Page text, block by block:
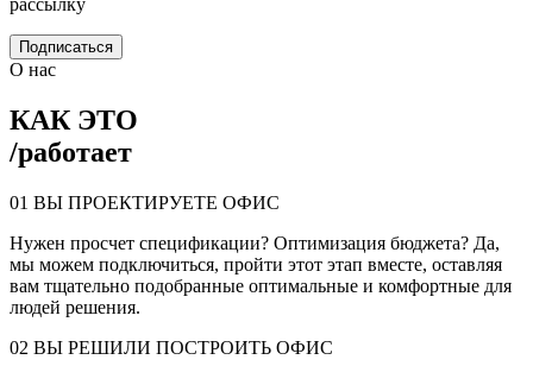
Подписаться
О нас
КАК ЭТО
/работает
01 ВЫ ПРОЕКТИРУЕТЕ ОФИС
Нужен просчет спецификации? Оптимизация бюджета? Да,
мы можем подключиться, пройти этот этап вместе, оставляя
вам тщательно подобранные оптимальные и комфортные для
людей решения.
02 ВЫ РЕШИЛИ ПОСТРОИТЬ ОФИС